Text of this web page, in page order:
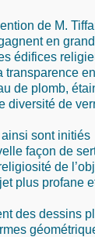
de M.
en
édifices
transparence
de plomb,
diversité de
ainsi sont initiés
façon de
de
plus profane
des dessins